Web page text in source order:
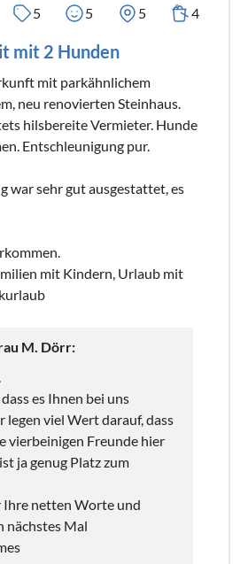
5 5 5 4
mit 2 Hunden
mit parkähnlichem
neu renovierten Steinhaus.
hilsbereite Vermieter. Hunde
Entschleunigung pur.
war sehr gut ausgestattet, es
mit Kindern, Urlaub mit
M. Dörr:
es Ihnen bei uns
legen viel Wert darauf, dass
vierbeinigen Freunde hier
ja genug Platz zum
Ihre netten Worte und
nächstes Mal